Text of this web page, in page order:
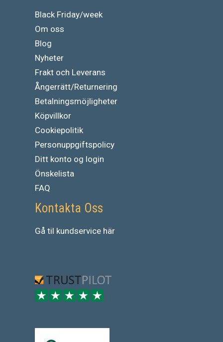
Black Friday/week
Om oss
Blog
Nyheter
Frakt och Leverans
Ångerrätt/Returnering
Betalningsmöjligheter
Köpvillkor
Cookiepolitik
Personuppgiftspolicy
Ditt konto og login
Önskelista
FAQ
Kontakta Oss
Gå til kundservice här